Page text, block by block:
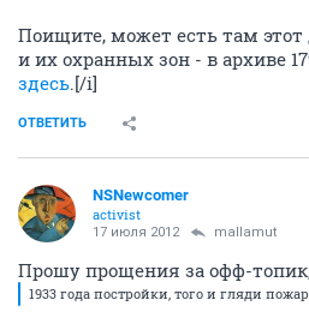
Поищите, может есть там этот
и их охранных зон - в архиве
здесь.[/i]
ОТВЕТИТЬ
NSNewcomer
activist
17 июля 2012 mallamut
Прошу прощения за офф-
1933 года постройки, того и гляди